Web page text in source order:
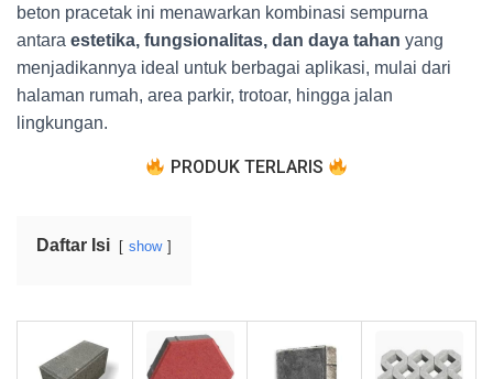
beton pracetak ini menawarkan kombinasi sempurna
antara estetika, fungsionalitas, dan daya tahan yang
menjadikannya ideal untuk berbagai aplikasi, mulai dari
halaman rumah, area parkir, trotoar, hingga jalan
lingkungan.
PRODUK TERLARIS
Daftar Isi show